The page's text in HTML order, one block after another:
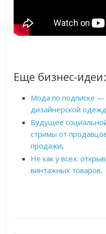
Еще бизнес-идеи:
Мода по подписке —
дизайнерской
Будущее
стримы от
продажи,
Не как у всех:
винтажных товаров.